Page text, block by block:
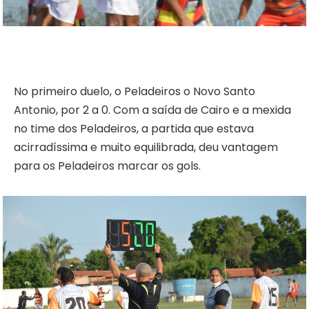
No primeiro duelo, o Peladeiros o Novo Santo
Antonio, por 2 a 0. Com a saída de Cairo e a mexida
no time dos Peladeiros, a partida que estava
acirradíssima e muito equilibrada, deu vantagem
para os Peladeiros marcar os gols.